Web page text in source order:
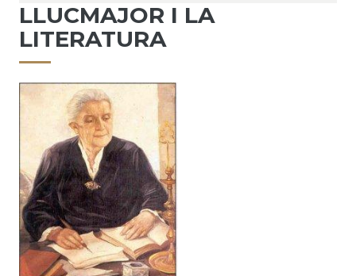
LLUCMAJOR I LA
LITERATURA